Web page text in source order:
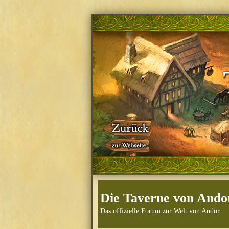
Die Taverne von
Das offizielle Forum zur Welt von Andor